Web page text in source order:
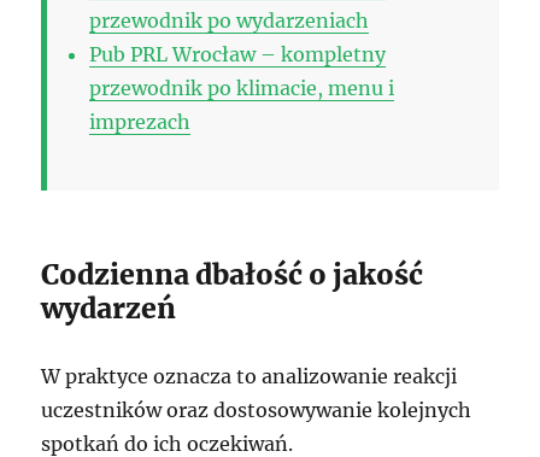
przewodnik po wydarzeniach
Pub PRL Wrocław – kompletny
przewodnik po klimacie, menu i
imprezach
Codzienna dbałość o jakość
wydarzeń
W praktyce oznacza to analizowanie reakcji
uczestników oraz dostosowywanie kolejnych
spotkań do ich oczekiwań.